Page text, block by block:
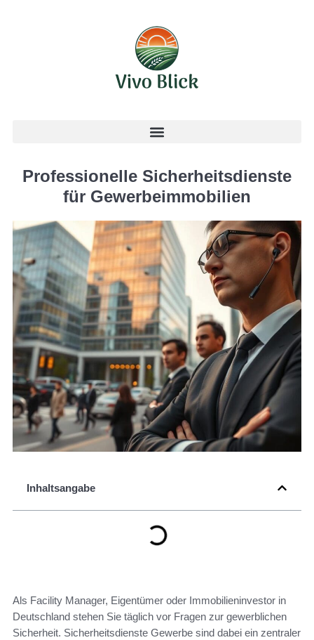
Professionelle Sicherheitsdienste
für Gewerbeimmobilien
Inhaltsangabe
Als Facility Manager, Eigentümer oder Immobilieninvestor in
Deutschland stehen Sie täglich vor Fragen zur gewerblichen
Sicherheit. Sicherheitsdienste Gewerbe sind dabei ein zentraler